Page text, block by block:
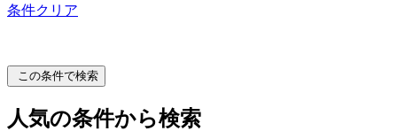
条件クリア
この条件で検索
人気の条件から検索